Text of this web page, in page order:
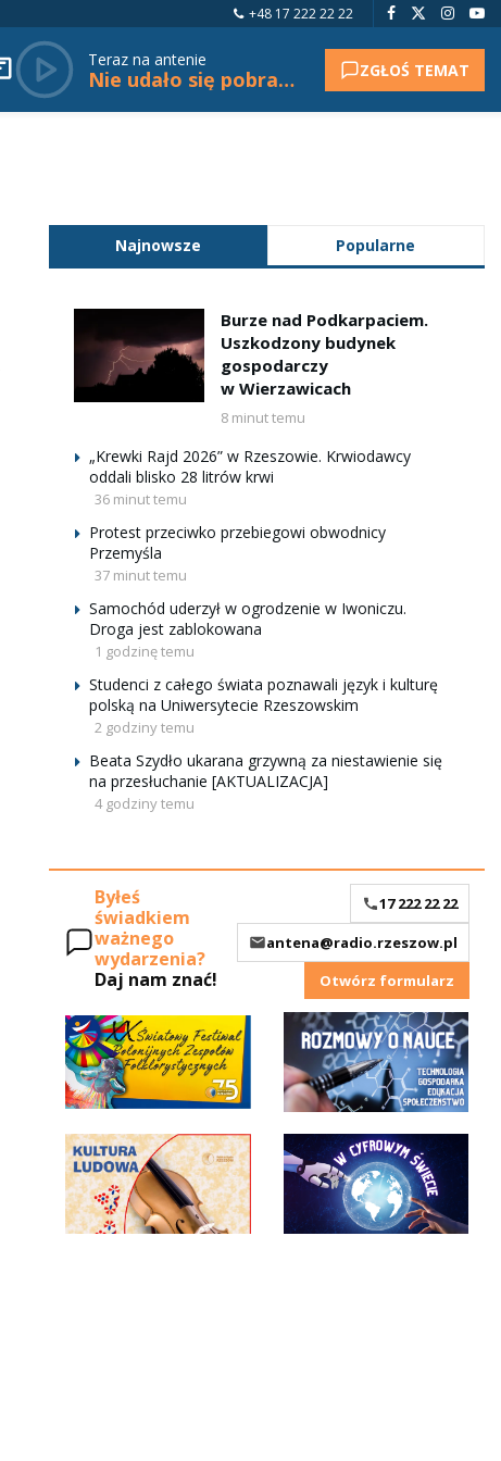
+48 17 222 22 22
Teraz na antenie
Nie udało się pobrać tytułu. ZGŁOŚ TEMAT
Najnowsze Popularne
Burze nad Podkarpaciem.
Uszkodzony budynek
gospodarczy
w Wierzawicach
8 minut temu
„Krewki Rajd 2026” w Rzeszowie. Krwiodawcy
oddali blisko 28 litrów krwi
36 minut temu
Protest przeciwko przebiegowi obwodnicy
Przemyśla
37 minut temu
Samochód uderzył w ogrodzenie w Iwoniczu.
Droga jest zablokowana
1 godzinę temu
Studenci z całego świata poznawali język i kulturę
polską na Uniwersytecie Rzeszowskim
2 godziny temu
Beata Szydło ukarana grzywną za niestawienie się
na przesłuchanie [AKTUALIZACJA]
4 godziny temu
Byłeś
świadkiem
ważnego
wydarzenia?
Daj nam znać!
17 222 22 22
antena@radio.rzeszow.pl
Otwórz formularz